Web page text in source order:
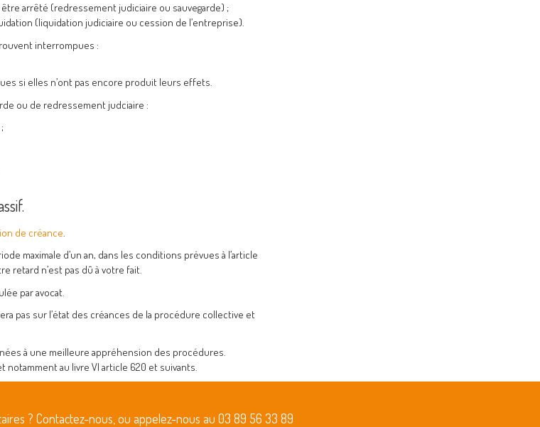
arrêté (redressement judiciaire ou sauvegarde) ;
(liquidation judiciaire ou cession de l’entreprise).
interrompues :
si elles n’ont pas encore produit leurs effets.
ou de redressement judciaire :
de créance
maximale d’un an, dans les conditions prévues à l’article
retard n’est pas dû à votre fait.
par avocat.
pas sur l’état des créances de la procédure collective et
à une meilleure appréhension des procédures.
notamment au livre VI article 620 et suivants.
? Contactez-nous, ou appelez-nous au 03 89 56 33 89